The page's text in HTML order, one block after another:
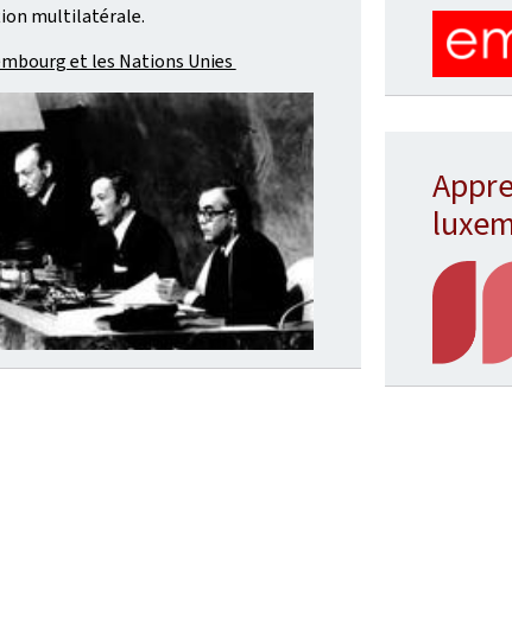
multilatérale.
et les Nations Unies